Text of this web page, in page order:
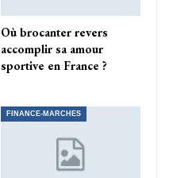
Où brocanter revers
accomplir sa amour
sportive en France ?
FINANCE-MARCHES